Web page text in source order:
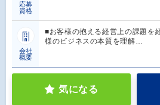
応募
資格
会社
概要
■お客様の抱える経営上の課題を
様のビジネスの本質を理解…
気になる